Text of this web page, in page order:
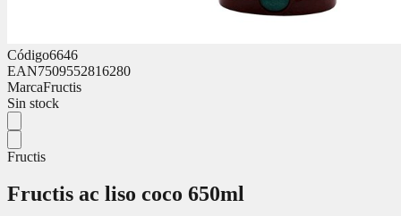
Código6646
EAN7509552816280
MarcaFructis
Sin stock
Fructis
Fructis ac liso coco 650ml